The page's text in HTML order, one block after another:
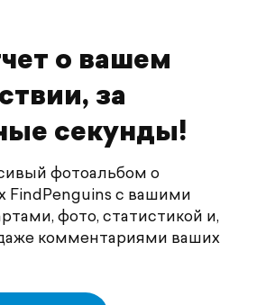
о вашем
за
секунды!
фотоальбом о
FindPenguins с вашими
фото, статистикой и,
комментариями ваших